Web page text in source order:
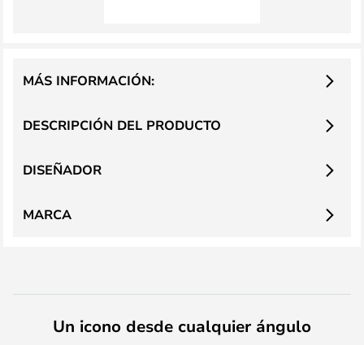
DESCRIPCIÓN DEL PRODUCTO
MÁS INFORMACIÓN:
DISEÑADOR
MARCA
Un icono desde cualquier ángulo